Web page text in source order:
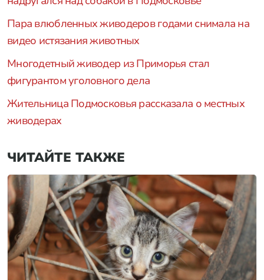
Пара влюбленных живодеров годами снимала на
видео истязания животных
Многодетный живодер из Приморья стал
фигурантом уголовного дела
Жительница Подмосковья рассказала о местных
живодерах
ЧИТАЙТЕ ТАКЖЕ